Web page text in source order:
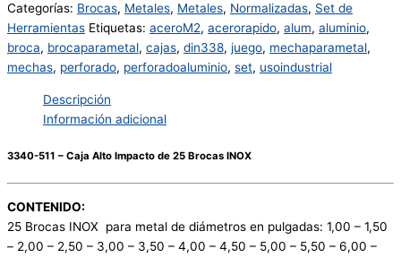
Categorías: Brocas, Metales, Metales, Normalizadas, Set de
Herramientas Etiquetas: aceroM2, acerorapido, alum, aluminio,
broca, brocaparametal, cajas, din338, juego, mechaparametal,
mechas, perforado, perforadoaluminio, set, usoindustrial
Descripción
Información adicional
3340-511 – Caja Alto Impacto de 25 Brocas INOX
CONTENIDO:
25 Brocas INOX para metal de diámetros en pulgadas: 1,00 – 1,50
– 2,00 – 2,50 – 3,00 – 3,50 – 4,00 – 4,50 – 5,00 – 5,50 – 6,00 –